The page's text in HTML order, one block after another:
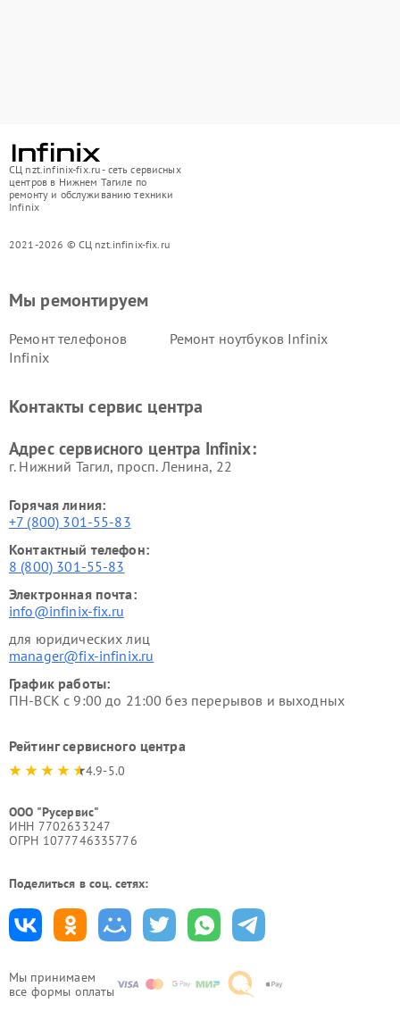
СЦ nzt.infinix-fix.ru - сеть сервисных
центров в Нижнем Тагиле по
ремонту и обслуживанию техники
Infinix
2021-2026 © СЦ nzt.infinix-fix.ru
Мы принимаем
все формы оплаты
Мы ремонтируем
Ремонт телефонов
Infinix
Ремонт ноутбуков Infinix
Контакты сервис центра
Адрес сервисного центра Infinix:
г. Нижний Тагил, просп. Ленина, 22
Горячая линия:
+7 (800) 301-55-83
Контактный телефон:
8 (800) 301-55-83
Электронная почта:
info@infinix-fix.ru
для юридических лиц
manager@fix-infinix.ru
График работы:
ПН-ВСК с 9:00 до 21:00 без перерывов и выходных
Рейтинг сервисного центра
4.9-5.0
ООО "Русервис"
ИНН 7702633247
ОГРН 1077746335776
Поделиться в соц. сетях: